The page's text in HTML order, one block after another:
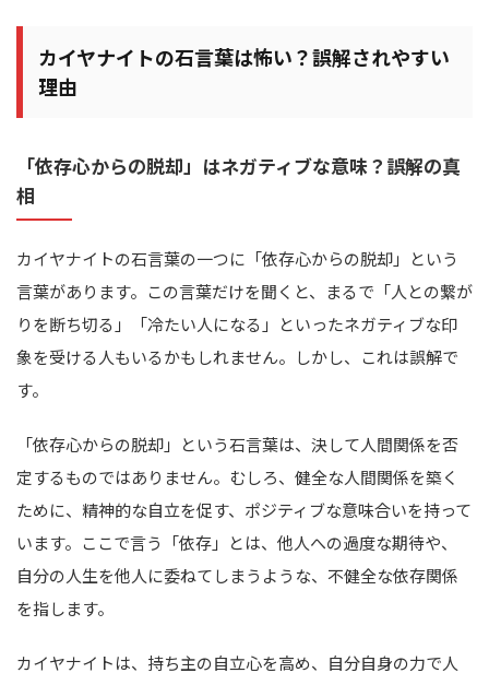
カイヤナイトの石言葉は怖い？誤解されやすい
理由
「依存心からの脱却」はネガティブな意味？誤解の真
相
カイヤナイトの石言葉の一つに「依存心からの脱却」という
言葉があります。この言葉だけを聞くと、まるで「人との繋が
りを断ち切る」「冷たい人になる」といったネガティブな印
象を受ける人もいるかもしれません。しかし、これは誤解で
す。
「依存心からの脱却」という石言葉は、決して人間関係を否
定するものではありません。むしろ、健全な人間関係を築く
ために、精神的な自立を促す、ポジティブな意味合いを持って
います。ここで言う「依存」とは、他人への過度な期待や、
自分の人生を他人に委ねてしまうような、不健全な依存関係
を指します。
カイヤナイトは、持ち主の自立心を高め、自分自身の力で人